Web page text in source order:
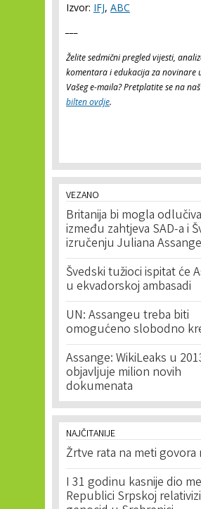
Izvor: IFJ, ABC
Želite sedmični pregled vijesti,
komentara i edukacija za novinare
Vašeg e-maila? Pretplatite se na
bilten ovdje.
VEZANO
Britanija bi mogla
između zahtjeva SAD-a i
izručenju Juliana
Švedski tužioci ispitat će
u ekvadorskoj ambasadi
UN: Assangeu treba biti
omogućeno slobodno
Assange: WikiLeaks u
objavljuje milion novih
dokumenata
NAJČITANIJE
Žrtve rata na meti govora
I 31 godinu kasnije dio
Republici Srpskoj